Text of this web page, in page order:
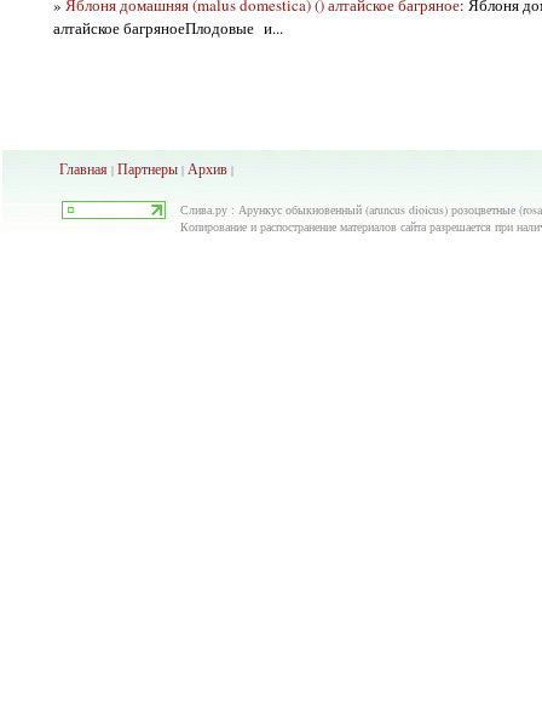
» Яблоня домашняя (malus domestica) () алтайское багряное: Яблоня
алтайское багряноеПлодовые и...
Главная| Партнеры| Архив|
Слива.ру : Арункус обыкновенный (aruncus dioicus) розоцветные
Копирование и распостранение материалов сайта разрешается при